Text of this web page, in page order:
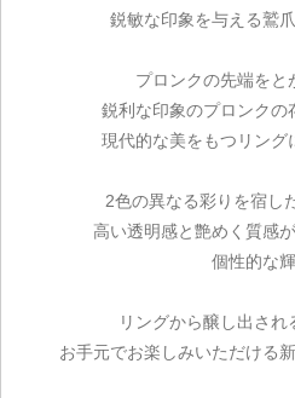
鋭敏な印象を与える鷲
プロンクの先端をと
鋭利な印象のプロンクの
現代的な美をもつリング
2色の異なる彩りを宿し
高い透明感と艶めく質感
個性的な輝
リングから醸し出され
お手元でお楽しみいただける